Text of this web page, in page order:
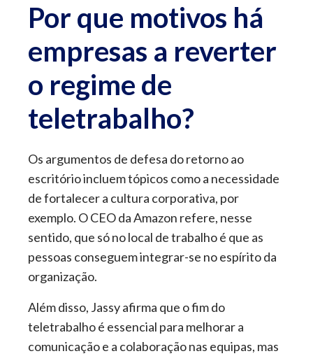
Por que motivos há
empresas a reverter
o regime de
teletrabalho?
Os argumentos de defesa do retorno ao
escritório incluem tópicos como a necessidade
de fortalecer a cultura corporativa, por
exemplo. O CEO da Amazon refere, nesse
sentido, que só no local de trabalho é que as
pessoas conseguem integrar-se no espírito da
organização.
Além disso, Jassy afirma que o fim do
teletrabalho é essencial para melhorar a
comunicação e a colaboração nas equipas, mas